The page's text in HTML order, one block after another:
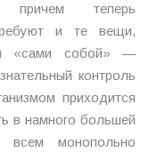
причем теперь
и те вещи,
«сами собой» —
контроль
приходится
в намного большей
всем монопольно